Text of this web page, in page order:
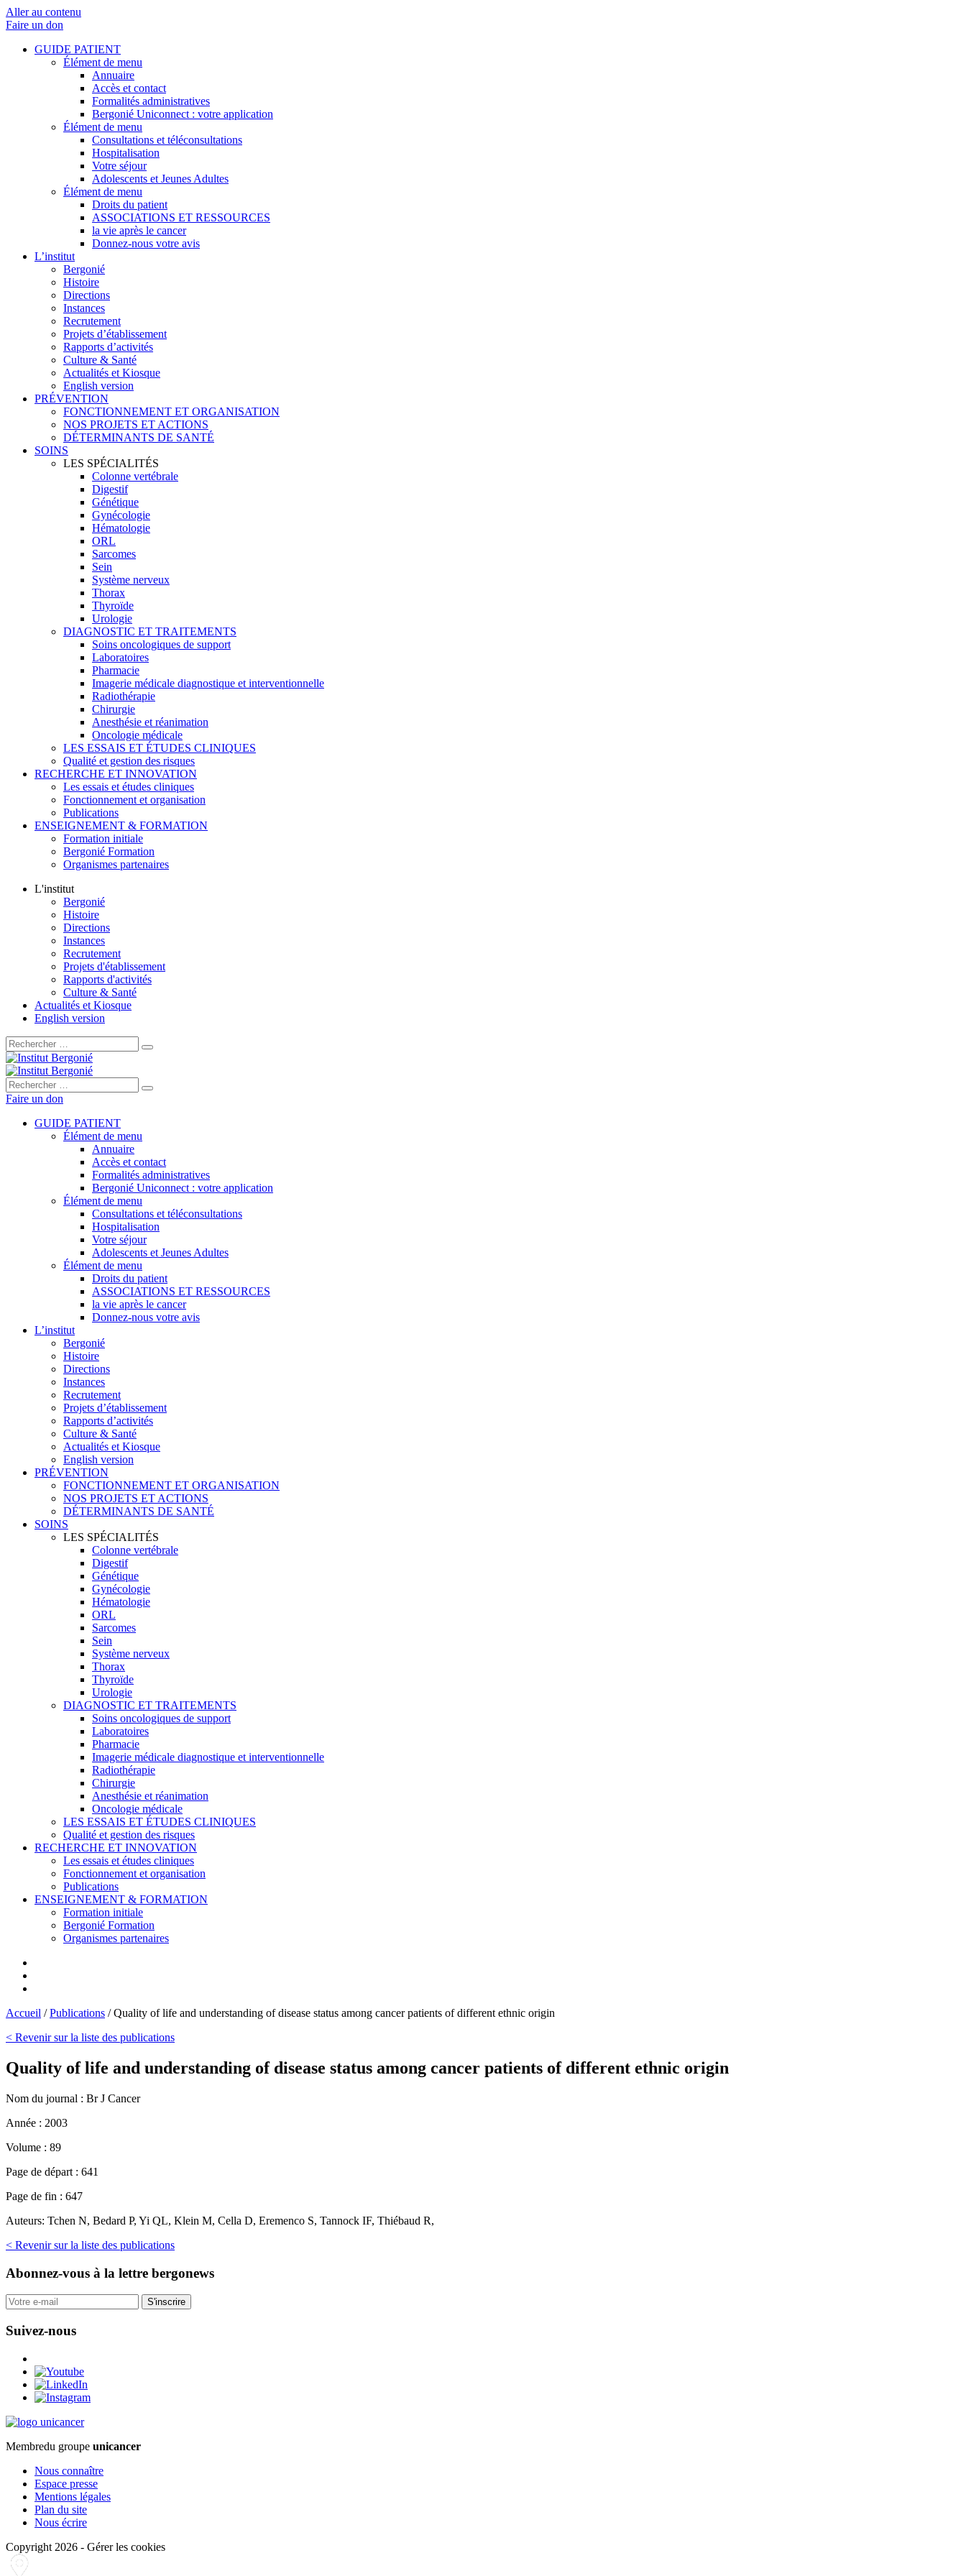
Aller au contenu
Faire un don
GUIDE PATIENT
Élément de menu
Annuaire
Accès et contact
Formalités administratives
Bergonié Uniconnect : votre application
Élément de menu
Consultations et téléconsultations
Hospitalisation
Votre séjour
Adolescents et Jeunes Adultes
Élément de menu
Droits du patient
ASSOCIATIONS ET RESSOURCES
la vie après le cancer
Donnez-nous votre avis
L’institut
Bergonié
Histoire
Directions
Instances
Recrutement
Projets d’établissement
Rapports d’activités
Culture & Santé
Actualités et Kiosque
English version
PRÉVENTION
FONCTIONNEMENT ET ORGANISATION
NOS PROJETS ET ACTIONS
DÉTERMINANTS DE SANTÉ
SOINS
LES SPÉCIALITÉS
Colonne vertébrale
Digestif
Génétique
Gynécologie
Hématologie
ORL
Sarcomes
Sein
Système nerveux
Thorax
Thyroïde
Urologie
DIAGNOSTIC ET TRAITEMENTS
Soins oncologiques de support
Laboratoires
Pharmacie
Imagerie médicale diagnostique et interventionnelle
Radiothérapie
Chirurgie
Anesthésie et réanimation
Oncologie médicale
LES ESSAIS ET ÉTUDES CLINIQUES
Qualité et gestion des risques
RECHERCHE ET INNOVATION
Les essais et études cliniques
Fonctionnement et organisation
Publications
ENSEIGNEMENT & FORMATION
Formation initiale
Bergonié Formation
Organismes partenaires
L'institut
Bergonié
Histoire
Directions
Instances
Recrutement
Projets d'établissement
Rapports d'activités
Culture & Santé
Actualités et Kiosque
English version
Rechercher :
Rechercher :
Faire un don
GUIDE PATIENT
Élément de menu
Annuaire
Accès et contact
Formalités administratives
Bergonié Uniconnect : votre application
Élément de menu
Consultations et téléconsultations
Hospitalisation
Votre séjour
Adolescents et Jeunes Adultes
Élément de menu
Droits du patient
ASSOCIATIONS ET RESSOURCES
la vie après le cancer
Donnez-nous votre avis
L’institut
Bergonié
Histoire
Directions
Instances
Recrutement
Projets d’établissement
Rapports d’activités
Culture & Santé
Actualités et Kiosque
English version
PRÉVENTION
FONCTIONNEMENT ET ORGANISATION
NOS PROJETS ET ACTIONS
DÉTERMINANTS DE SANTÉ
SOINS
LES SPÉCIALITÉS
Colonne vertébrale
Digestif
Génétique
Gynécologie
Hématologie
ORL
Sarcomes
Sein
Système nerveux
Thorax
Thyroïde
Urologie
DIAGNOSTIC ET TRAITEMENTS
Soins oncologiques de support
Laboratoires
Pharmacie
Imagerie médicale diagnostique et interventionnelle
Radiothérapie
Chirurgie
Anesthésie et réanimation
Oncologie médicale
LES ESSAIS ET ÉTUDES CLINIQUES
Qualité et gestion des risques
RECHERCHE ET INNOVATION
Les essais et études cliniques
Fonctionnement et organisation
Publications
ENSEIGNEMENT & FORMATION
Formation initiale
Bergonié Formation
Organismes partenaires
Accueil /Publications /Quality of life and understanding of disease status among cancer patients of different ethnic origin
< Revenir sur la liste des publications
Quality of life and understanding of disease status among cancer patients of different ethnic origin
Nom du journal : Br J Cancer
Année : 2003
Volume : 89
Page de départ : 641
Page de fin : 647
Auteurs: Tchen N, Bedard P, Yi QL, Klein M, Cella D, Eremenco S, Tannock IF, Thiébaud R,
< Revenir sur la liste des publications
Abonnez-vous à la lettre bergonews
S'inscrire
Suivez-nous
Membredu groupe unicancer
Nous connaître
Espace presse
Mentions légales
Plan du site
Nous écrire
Copyright 2026 - Gérer les cookies